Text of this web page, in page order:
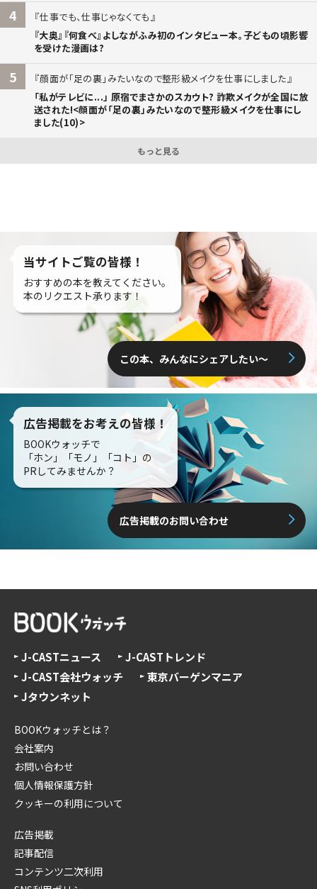
4
仕事でも、仕事じゃなくても
『大奥』『何食べ』よしながふみ初のインタビュー本。子どもの頃影響
を受けた漫画は?
5
顔面が「足の裏」みたいなので整形級メイクを仕事にしました
「私がテレビに...」 原宿でまさかのスカウト? 詐欺メイクが全国に放
送された!<顔面が「足の裏」みたいなので整形級メイクを仕事にし
ました(10)>
もっと見る
当サイトご覧の皆様！
おすすめの本を教えてください。
本のリクエスト承ります！
この本、みんなにシェアしたい〜
広告掲載をお考えの皆様！
BOOKウォッチで
「ホン」「モノ」「コト」の
PRしてみませんか？
広告掲載のお問い合わせ
J-CASTニュース
J-CASTトレンド
J-CAST会社ウォッチ
東京バーゲンマニア
Jタウンネット
BOOKウォッチとは？
会社案内
お問い合わせ
個人情報保護方針
クッキーの利用について
広告掲載
記事配信
コンテンツ二次利用